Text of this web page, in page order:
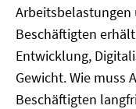
Arbeitsbelastungen
Beschäftigten
Entwicklung,
Gewicht. Wie muss
Beschäftigten